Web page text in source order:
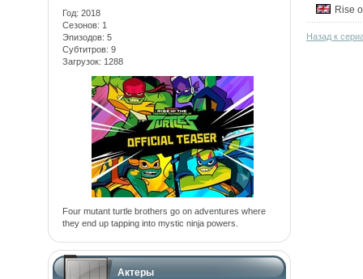
Год: 2018
Сезонов: 1
Эпизодов: 5
Субтитров: 9
Загрузок: 1288
Four mutant turtle brothers go on adventures where
they end up tapping into mystic ninja powers.
Актеры
Rise
Назад к